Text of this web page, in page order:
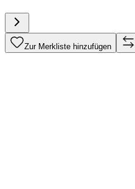
Zur Merkliste hinzufügen